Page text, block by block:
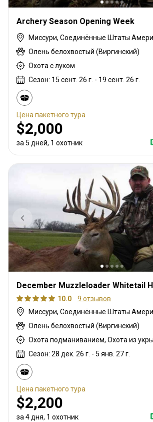
Archery Season Opening Week
Миссури, Соединённые Штаты
Олень белохвостый (Виргинский)
Охота с луком
Сезон: 15 сент. 26 г. - 19 сент. 26 г.
Цена пакетного тура
$2,000
за 5 дней, 1 охотник
December Muzzleloader Whitetail
10.0
9 отзывов
Миссури, Соединённые Штаты
Олень белохвостый (Виргинский)
Сезон: 28 дек. 26 г. - 5 янв. 27 г.
Цена пакетного тура
$2,200
за 4 дня, 1 охотник